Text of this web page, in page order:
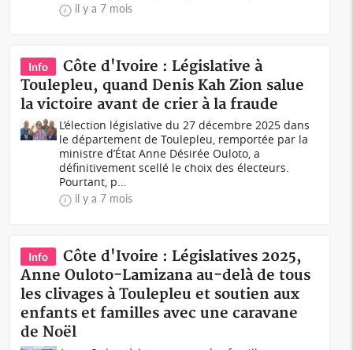
il y a 7 mois
Info
Côte d'Ivoire : Législative à
Toulepleu, quand Denis Kah Zion salue
la victoire avant de crier à la fraude
L’élection législative du 27 décembre 2025 dans
le département de Toulepleu, remportée par la
ministre d’État Anne Désirée Ouloto, a
définitivement scellé le choix des électeurs.
Pourtant, p...
il y a 7 mois
Info
Côte d'Ivoire : Législatives 2025,
Anne Ouloto-Lamizana au-delà de tous
les clivages à Toulepleu et soutien aux
enfants et familles avec une caravane
de Noël